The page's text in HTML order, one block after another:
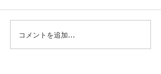
コメントを追加…